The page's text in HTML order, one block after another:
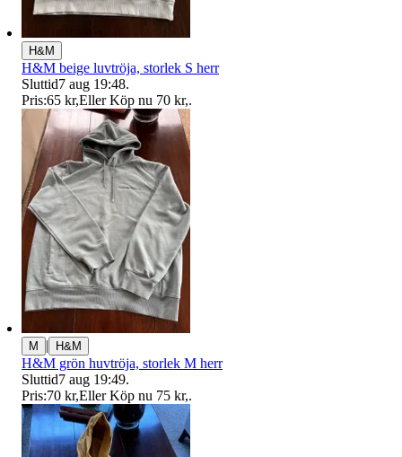
H&M
H&M beige luvtröja, storlek S herr
Sluttid7 aug 19:48.
Pris:65 kr,Eller Köp nu 70 kr,.
M | H&M
H&M grön huvtröja, storlek M herr
Sluttid7 aug 19:49.
Pris:70 kr,Eller Köp nu 75 kr,.